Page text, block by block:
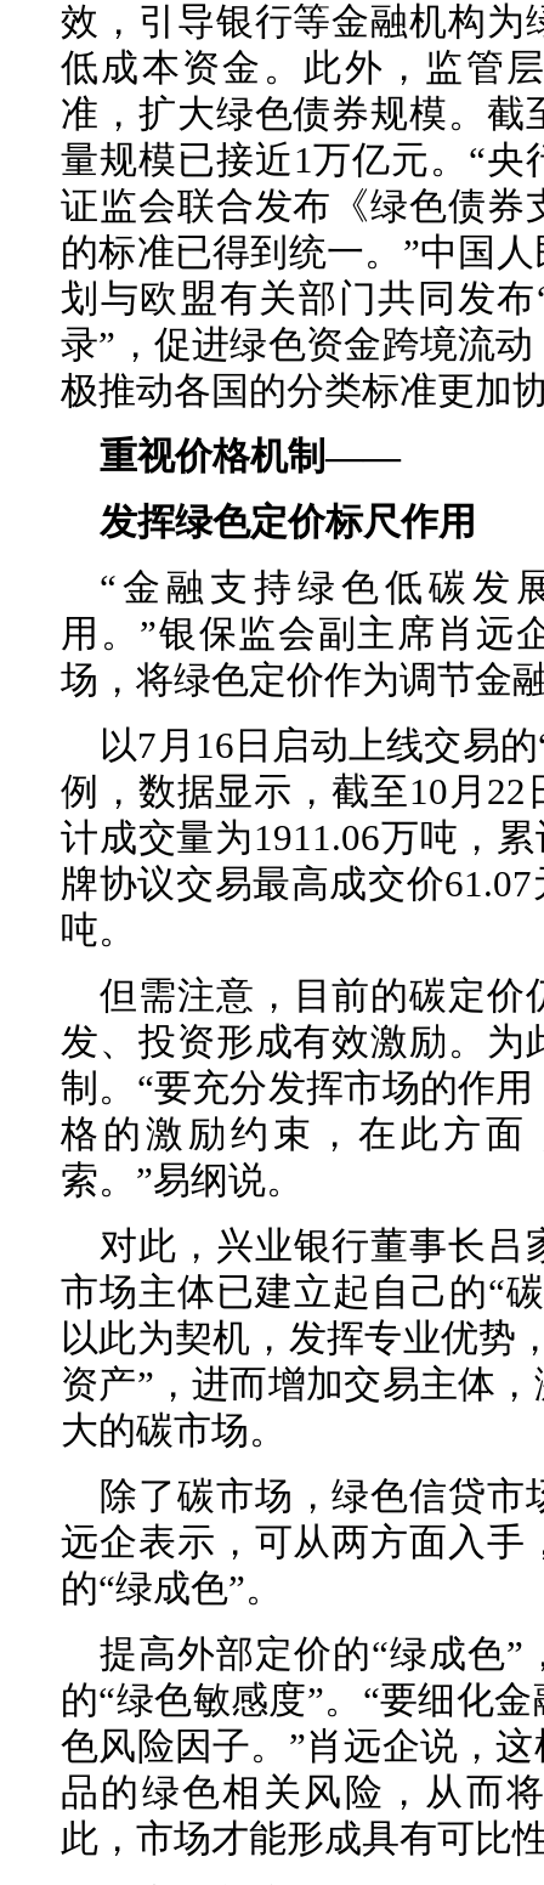
效，引导银行等金融机构为
低成本资金。此外，监管
准，扩大绿色债券规模。
量规模已接近1万亿元。“
证监会联合发布《绿色债券
的标准已得到统一。”中国
划与欧盟有关部门共同发
录”，促进绿色资金跨境流
极推动各国的分类标准更加
重视价格机制——
发挥绿色定价标尺作用
“金融支持绿色低碳发
用。”银保监会副主席肖远
场，将绿色定价作为调节金
以7月16日启动上线交易
例，数据显示，截至10月
计成交量为1911.06万吨，
牌协议交易最高成交价
吨。
但需注意，目前的碳定价
发、投资形成有效激励。为
制。“要充分发挥市场的作
格的激励约束，在此方面
索。”易纲说。
对此，兴业银行董事长吕
市场主体已建立起自己的“
以此为契机，发挥专业优势
资产”，进而增加交易主体
大的碳市场。
除了碳市场，绿色信贷
远企表示，可从两方面入手
的“绿成色”。
提高外部定价的“绿成色
的“绿色敏感度”。“要细化
色风险因子。”肖远企说，
品的绿色相关风险，从而
此，市场才能形成具有可比